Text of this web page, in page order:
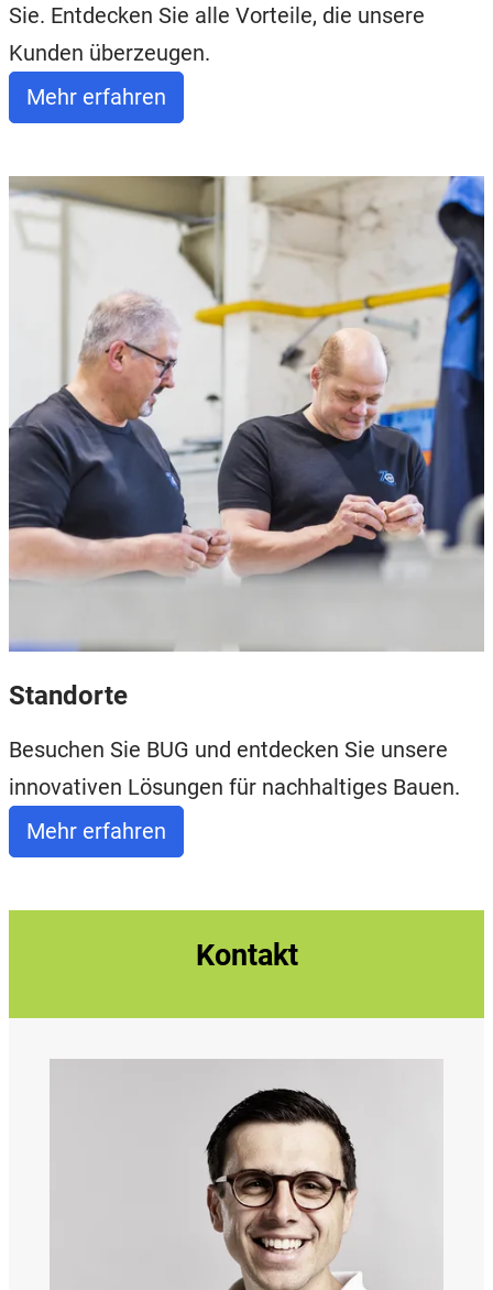
Sie. Entdecken Sie alle Vorteile, die unsere
Kunden überzeugen.
Mehr erfahren
Standorte
Besuchen Sie BUG und entdecken Sie unsere
innovativen Lösungen für nachhaltiges Bauen.
Mehr erfahren
Kontakt